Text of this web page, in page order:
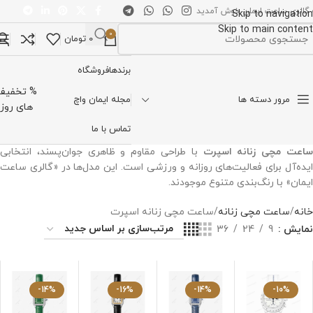
Skip to navigation
Skip to main content
گالری ساعت ایمان خوش آمدید
0
0 تومان
مرور دسته ها
برندهافروشگاه
مجله ایمان واچ
تماس با ما
%
های روز
ساعت مچی زنانه اسپرت با طراحی مقاوم و ظاهری جوان‌پسند، انتخابی
ایده‌آل برای فعالیت‌های روزانه و ورزشی است. این مدل‌ها در «گالری ساعت
ایمان» با رنگ‌بندی متنوع موجودند.
خانه ساعت مچی زنانه ساعت مچی زنانه اسپرت
نمایش
9
24
36
-10%
-14%
-16%
-14%